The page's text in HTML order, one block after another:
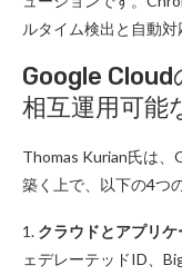
ルタイム検出と自動対
Google
相互運用可能
Thomas Kurian氏は、
築く上で、以下の4つ
1. クラウドとアプリ
ェデレーテッドID、